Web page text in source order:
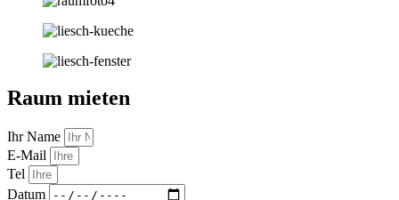
Raum mieten
Ihr Name
E-Mail
Tel
Datum